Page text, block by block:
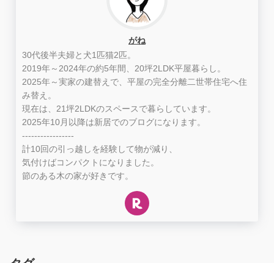
がね
30代後半夫婦と犬1匹猫2匹。
2019年～2024年の約5年間、20坪2LDK平屋暮らし。
2025年～実家の建替えで、平屋の完全分離二世帯住宅へ住
み替え。
現在は、21坪2LDKのスペースで暮らしています。
2025年10月以降は新居でのブログになります。
-----------------
計10回の引っ越しを経験して物が減り、
気付けばコンパクトになりました。
節のある木の家が好きです。